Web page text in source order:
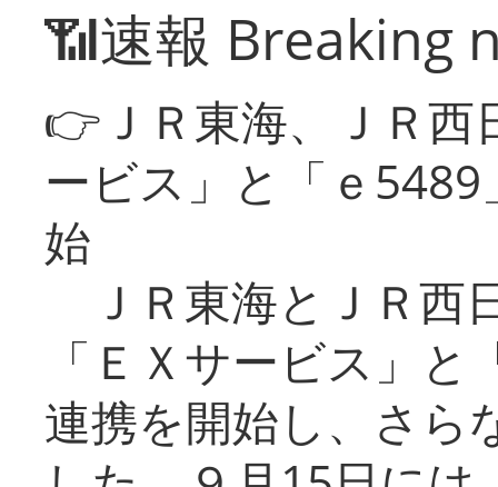
📶速報 Breaking
👉ＪＲ東海、ＪＲ
ービス」と「ｅ
始
ＪＲ東海とＪＲ西
「ＥＸサービス」
連携を開始し、さら